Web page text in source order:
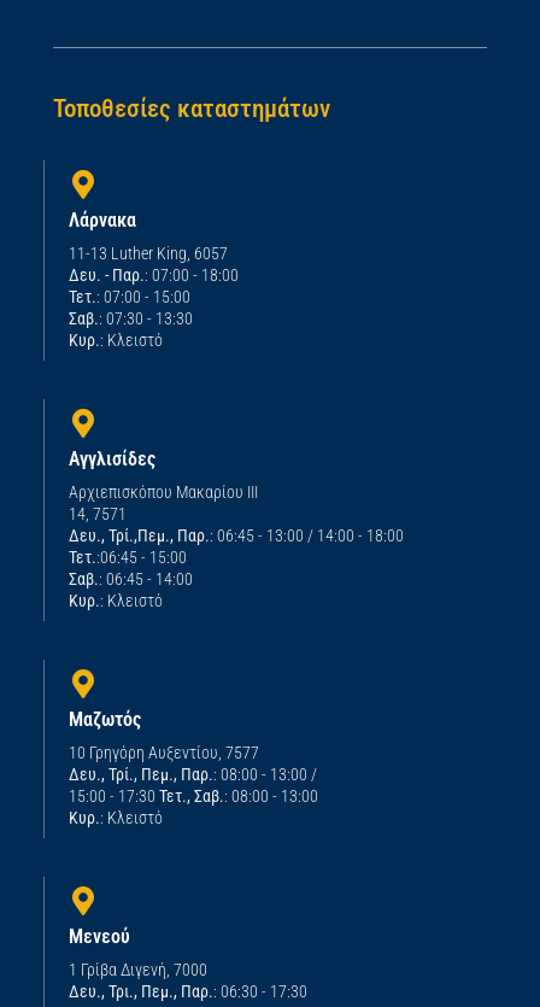
Τοποθεσίες καταστημάτων
Λάρνακα
11-13 Luther King, 6057
Δευ. - Παρ.: 07:00 - 18:00
Τετ.: 07:00 - 15:00
Σαβ.: 07:30 - 13:30
Κυρ.: Κλειστό
Αγγλισίδες
Αρχιεπισκόπου Μακαρίου ΙΙΙ
14, 7571
Δευ., Τρί.,Πεμ., Παρ.: 06:45 - 13:00 / 14:00 - 18:00
Τετ.:06:45 - 15:00
Σαβ.: 06:45 - 14:00
Κυρ.: Κλειστό
Μαζωτός
10 Γρηγόρη Αυξεντίου, 7577
Δευ., Τρί., Πεμ., Παρ.: 08:00 - 13:00 /
15:00 - 17:30 Τετ., Σαβ.: 08:00 - 13:00
Κυρ.: Κλειστό
Μενεού
1 Γρίβα Διγενή, 7000
Δευ., Τρι., Πεμ., Παρ.: 06:30 - 17:30